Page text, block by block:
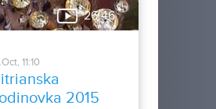
26:46
11:10
2015